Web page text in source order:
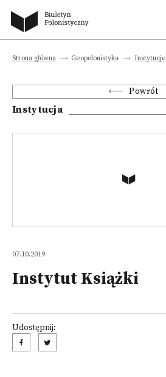
Strona główna Geopolonistyka Instytucje
Powrót
Instytucja
07.10.2019
Instytut Książki
Udostępnij: